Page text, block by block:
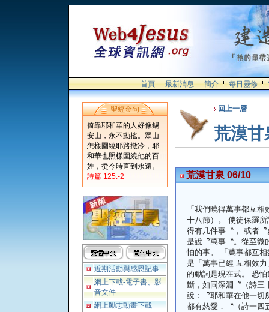
首頁 最新消息 簡介 每日靈修
聖經金句
倚靠耶和華的人好像錫
安山，永不動搖。眾山
怎樣圍繞耶路撒冷，耶
和華也照樣圍繞他的百
姓，從今時直到永遠。
詩篇 125:-2
近期活動與感恩記事
網上下載-電子書、影
音文件
網上勵志動畫下載
回上一層
荒漠甘
荒漠甘泉 06/10
「我們曉得萬事都互
十八節）。 使徒保羅
得有几件事〝， 或者
是說〝萬事〝。從至微
怕的事。 「萬事都互
是「萬事已經 互相效
的動詞是現在式。 恐
斷，如同深淵〝（詩三
說：〝耶和華在他一切
都有慈愛．〝（詩一四